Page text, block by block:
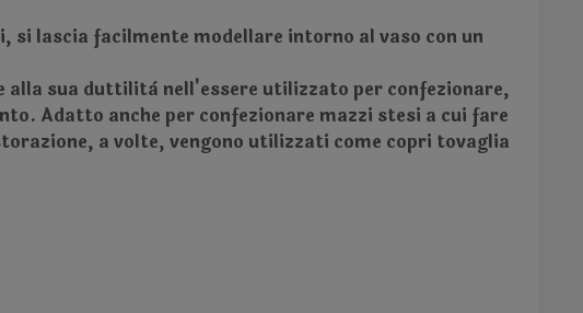
lascia facilmente modellare intorno al vaso con un
alla sua duttilità nell'essere utilizzato per confezionare,
Adatto anche per confezionare mazzi stesi a cui fare
a volte, vengono utilizzati come copri tovaglia